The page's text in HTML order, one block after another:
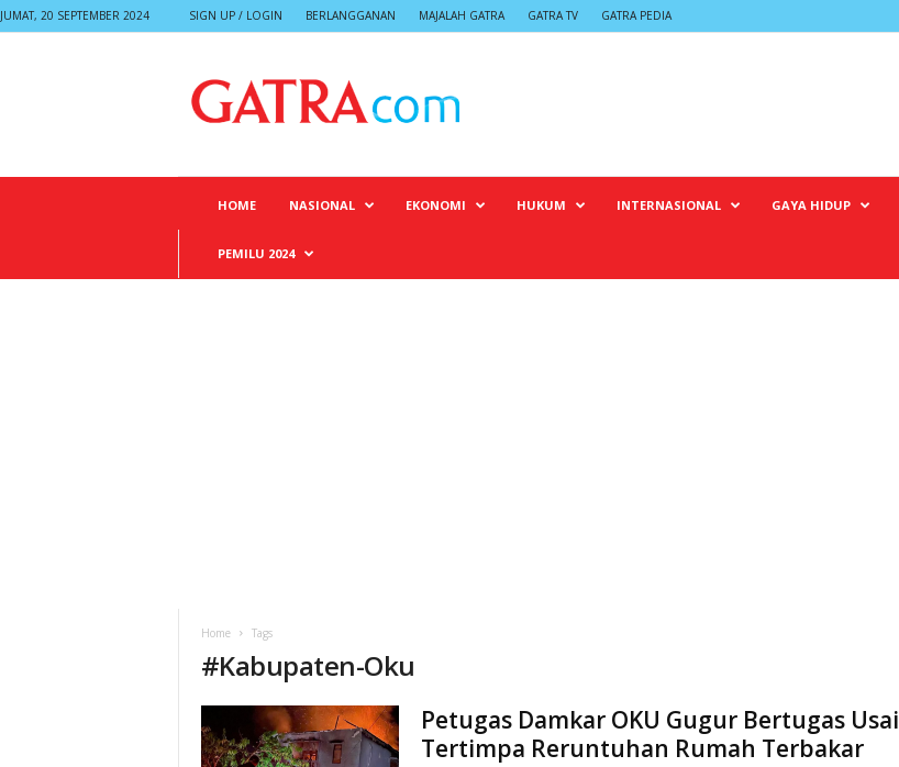
JUMAT, 20 SEPTEMBER 2024 SIGN UP / LOGIN BERLANGGANAN MAJALAH GATRA GATRA TV GATRA PEDIA
HOME NASIONAL EKONOMI HUKUM INTERNASIONAL GAYA HIDUP
PEMILU 2024
Home Tags
#Kabupaten-Oku
Petugas Damkar OKU Gugur Bertugas Usai
Tertimpa Reruntuhan Rumah Terbakar